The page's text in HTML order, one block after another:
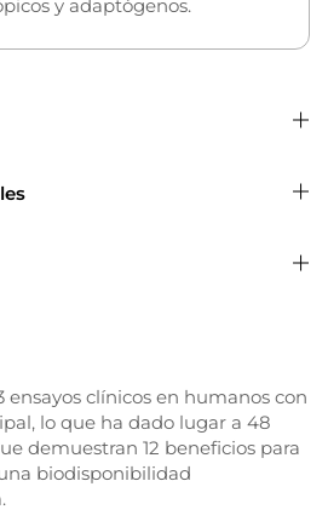
y adaptógenos.
ensayos clínicos en humanos con
lo que ha dado lugar a 48
demuestran 12 beneficios para
biodisponibilidad